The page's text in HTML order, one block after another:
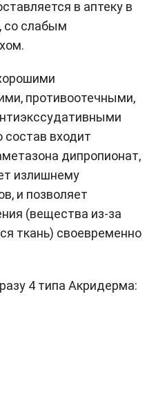
в аптеку в
со слабым
противоотечными,
состав входит
дипропионат,
излишнему
и позволяет
(вещества из-за
ткань) своевременно
4 типа Акридерма: